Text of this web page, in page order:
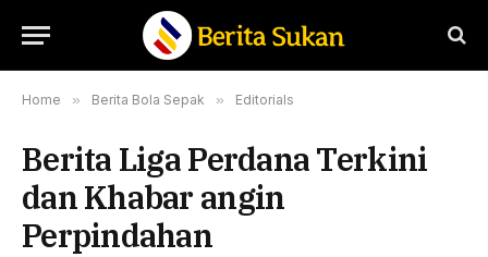
Home » Berita Bola Sepak » Editorials
Berita Liga Perdana Terkini
dan Khabar angin
Perpindahan